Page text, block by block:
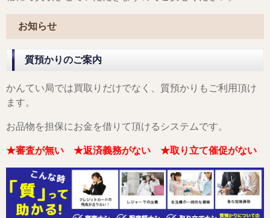
お知らせ
質預かりのご案内
かんてい局では買取りだけでなく、質預かりもご利用頂け
ます。
お品物を担保にお金を借りて頂けるシステムです。
★審査が無い ★返済義務がない ★取り立て催促がない